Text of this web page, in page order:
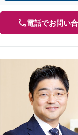
電話でお問い